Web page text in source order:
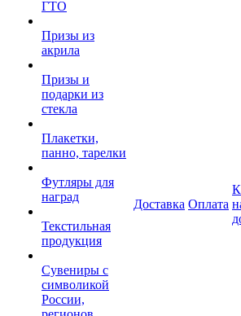
ГТО
Призы из
акрила
Призы и
подарки из
стекла
Плакетки,
панно, тарелки
Футляры для
наград
Текстильная
продукция
Сувениры с
символикой
России,
Доставка Оплата